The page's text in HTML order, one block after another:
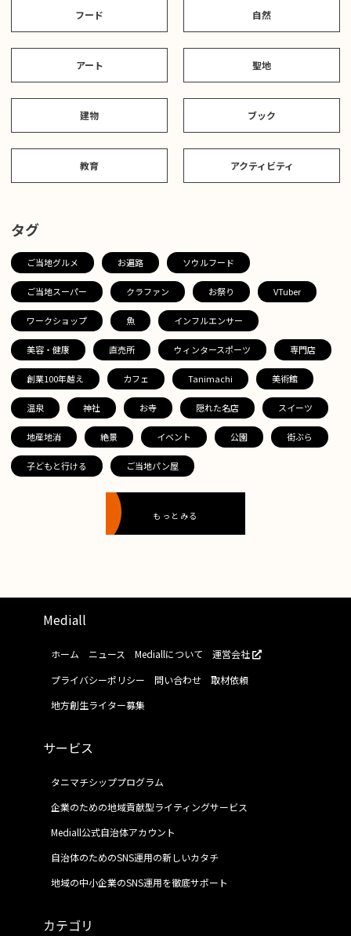
フード 自然
アート 聖地
建物 ブック
教育 アクティビティ
タグ
ご当地グルメ お遍路 ソウルフード
ご当地スーパー クラファン お祭り VTuber
ワークショップ 魚 インフルエンサー
美容・健康 直売所 ウィンタースポーツ 専門店
創業100年越え カフェ Tanimachi 美術館
温泉 神社 お寺 隠れた名店 スイーツ
地産地消 絶景 イベント 公園 街ぶら
子どもと行ける ご当地パン屋
もっとみる
Mediall
ホーム ニュース Mediallについて
運営会社
プライバシーポリシー
問い合わせ
取材依頼
地方創生ライター募集
サービス
タニマチシッププログラム
企業のための地域貢献型ライティングサービス
Mediall公式自治体アカウント
自治体のためのSNS運用の新しいカタチ
地域の中小企業のSNS運用を徹底サポート
カテゴリ